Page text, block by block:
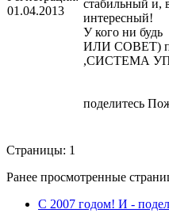
01.04.2013
стабильный и,
интересный!
У кого ни
ИЛИ СОВЕТ)
,СИСТЕМА
поделитесь
Страницы: 1
Ранее просмотренные
С 2007 годом! И -